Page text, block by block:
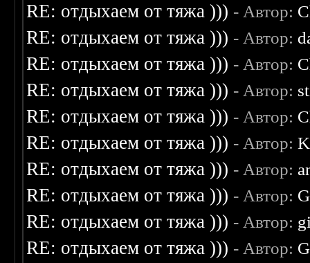
RE: отдыхаем от тяжа ))) - Автор:
RE: отдыхаем от тяжа ))) - Автор:
RE: отдыхаем от тяжа ))) - Автор:
RE: отдыхаем от тяжа ))) - Автор:
RE: отдыхаем от тяжа ))) - Автор:
RE: отдыхаем от тяжа ))) - Автор:
RE: отдыхаем от тяжа ))) - Автор:
RE: отдыхаем от тяжа ))) - Автор:
RE: отдыхаем от тяжа ))) - Автор:
RE: отдыхаем от тяжа ))) - Автор: